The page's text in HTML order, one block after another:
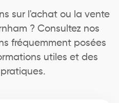
sur l'achat ou la vente
? Consultez nos
fréquemment posées
utiles et des